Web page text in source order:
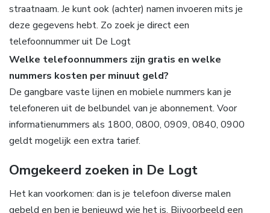
straatnaam. Je kunt ook (achter) namen invoeren mits je
deze gegevens hebt. Zo zoek je direct een
telefoonnummer uit De Logt
Welke telefoonnummers zijn gratis en welke
nummers kosten per minuut geld?
De gangbare vaste lijnen en mobiele nummers kan je
telefoneren uit de belbundel van je abonnement. Voor
informatienummers als 1800, 0800, 0909, 0840, 0900
geldt mogelijk een extra tarief.
Omgekeerd zoeken in De Logt
Het kan voorkomen: dan is je telefoon diverse malen
gebeld en ben je benieuwd wie het is. Bijvoorbeeld een